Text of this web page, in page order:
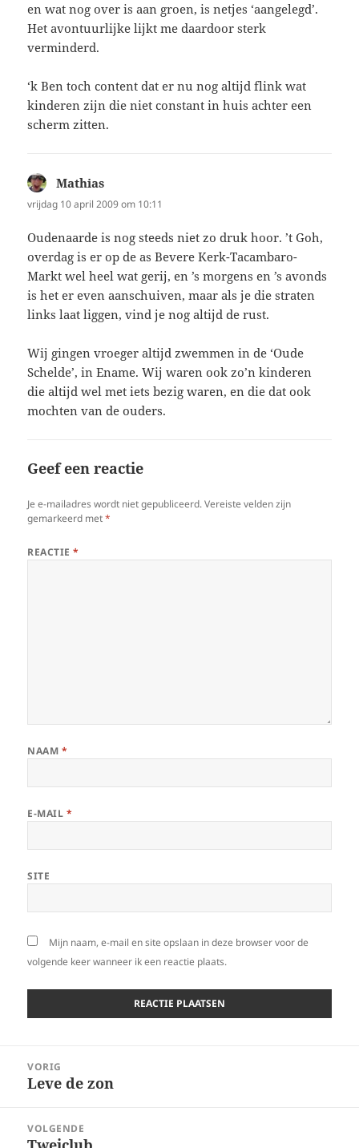
en wat nog over is aan groen, is netjes ‘aangelegd’.
Het avontuurlijke lijkt me daardoor sterk
verminderd.
‘k Ben toch content dat er nu nog altijd flink wat
kinderen zijn die niet constant in huis achter een
scherm zitten.
Mathias
vrijdag 10 april 2009 om 10:11
Oudenaarde is nog steeds niet zo druk hoor. ’t Goh,
overdag is er op de as Bevere Kerk-Tacambaro-
Markt wel heel wat gerij, en ’s morgens en ’s avonds
is het er even aanschuiven, maar als je die straten
links laat liggen, vind je nog altijd de rust.
Wij gingen vroeger altijd zwemmen in de ‘Oude
Schelde’, in Ename. Wij waren ook zo’n kinderen
die altijd wel met iets bezig waren, en die dat ook
mochten van de ouders.
Geef een reactie
Je e-mailadres wordt niet gepubliceerd. Vereiste velden zijn
gemarkeerd met*
REACTIE*
NAAM *
E-MAIL *
SITE
Mijn naam, e-mail en site opslaan in deze browser voor de
volgende keer wanneer ik een reactie plaats.
navigatie
VORIG
Vorig
Leve de zon
VOLGENDE